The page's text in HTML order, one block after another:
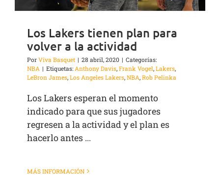
Los Lakers tienen plan para
volver a la actividad
PorViva Basquet | 28 abril, 2020 | Categorías:
NBA | Etiquetas: Anthony Davis,Frank Vogel,Lakers,
LeBron James,Los Angeles Lakers,NBA,Rob Pelinka
Los Lakers esperan el momento
indicado para que sus jugadores
regresen a la actividad y el plan es
hacerlo antes ...
MÁS INFORMACIÓN